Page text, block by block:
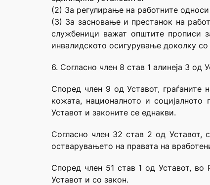
(2) За регулирање на работните
(3) За засновање и престанок на
службеници важат општите прописи
инвалидското осигурување доколку
6. Согласно член 8 став 1 алинеја 3
Според член 9 од Уставот, граѓаните
кожата, националното и
Уставот и законите се еднакви.
Согласно член 32 став 2 од Уставот,
остварувањето на правата на
Според член 51 став 1 од Уставот, во
Уставот и со закон.